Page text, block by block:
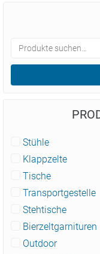
Stühle
Klappzelte
Tische
Transportgestelle
Stehtische
Bierzeltgarnituren
Outdoor